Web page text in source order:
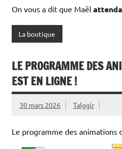
On vous a dit que Maël
La boutique
LE PROGRAMME DES
EST EN LIGNE !
30 mars 2026 Talggir
Le programme des animations